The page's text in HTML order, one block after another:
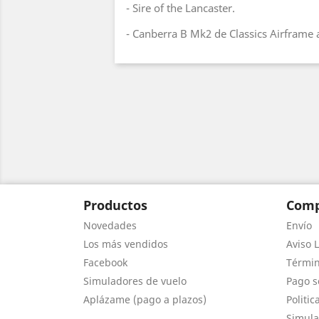
- Sire of the Lancaster.
- Canberra B Mk2 de Classics Airframe
Productos
Novedades
Los más vendidos
Facebook
Simuladores de vuelo
Aplázame (pago a plazos)
Envío
Aviso
Pago